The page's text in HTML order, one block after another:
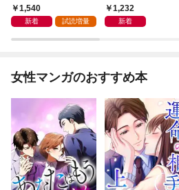
1,540
新着 試読増量
1,232
新着
女性マンガのおすすめ本